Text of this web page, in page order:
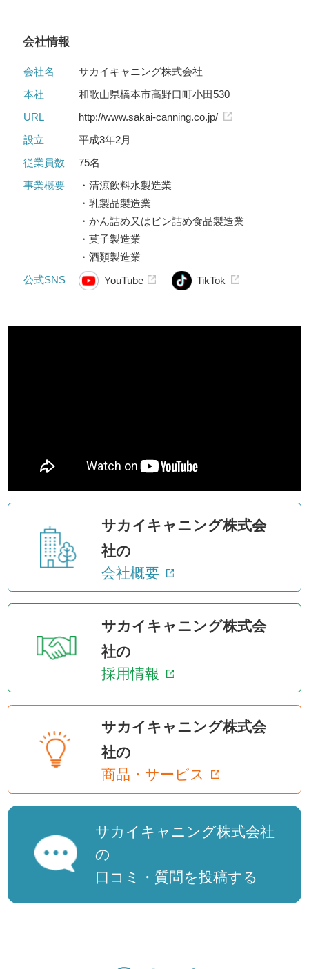
会社情報
会社名
サカイキャニング株式会社
本社
和歌山県橋本市高野口町小田530
URL
http://www.sakai-canning.co.jp/
設立
平成3年2月
従業員数
75名
事業概要
・清涼飲料水製造業
・乳製品製造業
・かん詰め又はビン詰め食品製造業
・菓子製造業
・酒類製造業
公式SNS
YouTube TikTok
サカイキャニング株式会
社の
会社概要
サカイキャニング株式会
社の
採用情報
サカイキャニング株式会
社の
商品・サービス
サカイキャニング株式会社
の
口コミ・質問を投稿する